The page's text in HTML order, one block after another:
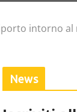
intorno al
News